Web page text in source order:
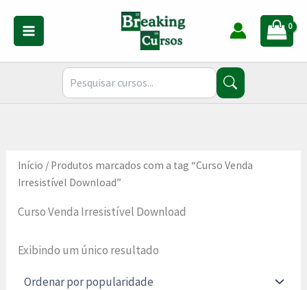
conteúdo
Início / Produtos marcados com a tag “Curso Venda
Irresistível Download”
Curso Venda Irresistível Download
Exibindo um único resultado